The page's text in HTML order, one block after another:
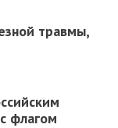
травмы,
флагом